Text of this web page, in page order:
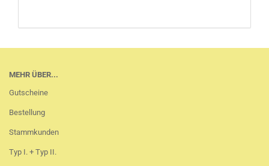
MEHR ÜBER...
Gutscheine
Bestellung
Stammkunden
Typ I. + Typ II.